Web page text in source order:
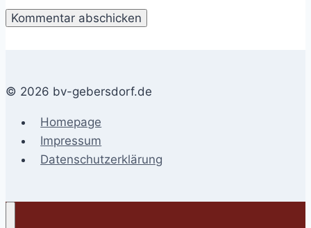
© 2026 bv-gebersdorf.de
Homepage
Impressum
Datenschutzerklärung